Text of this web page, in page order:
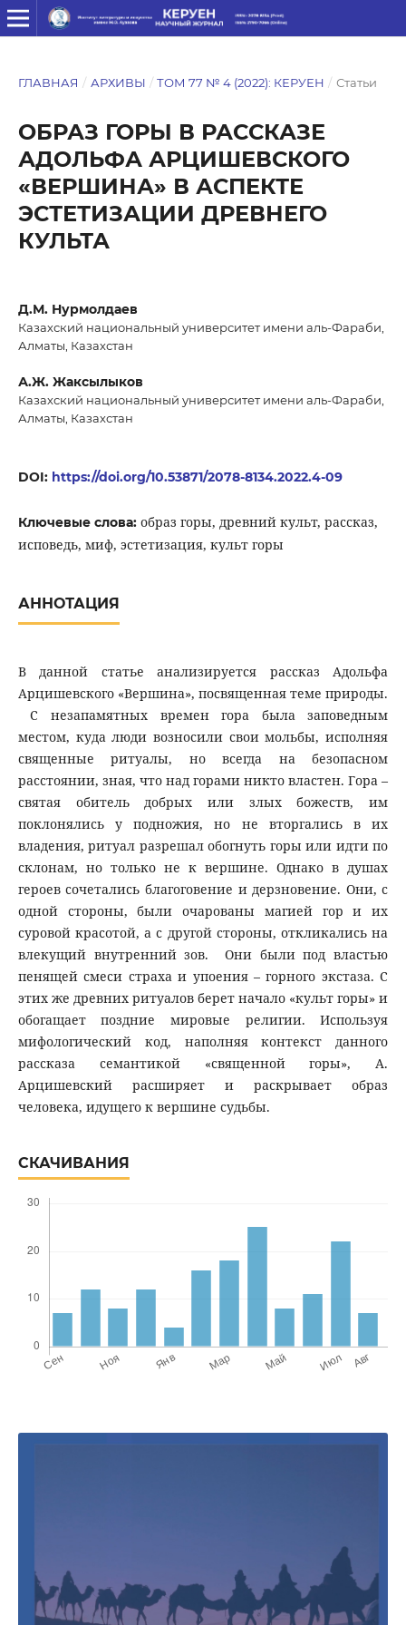
ГЛАВНАЯ / АРХИВЫ / ТОМ 77 № 4 (2022): КЕРУЕН / Статьи
ОБРАЗ ГОРЫ В РАССКАЗЕ
АДОЛЬФА АРЦИШЕВСКОГО
«ВЕРШИНА» В АСПЕКТЕ
ЭСТЕТИЗАЦИИ ДРЕВНЕГО
КУЛЬТА
Д.М. Нурмолдаев
Казахский национальный университет имени аль-Фараби,
Алматы, Казахстан
А.Ж. Жаксылыков
Казахский национальный университет имени аль-Фараби,
Алматы, Казахстан
DOI: https://doi.org/10.53871/2078-8134.2022.4-09
Ключевые слова: образ горы, древний культ, рассказ,
исповедь, миф, эстетизация, культ горы
АННОТАЦИЯ
В данной статье анализируется рассказ Адольфа
Арцишевского «Вершина», посвященная теме природы.
С незапамятных времен гора была заповедным
местом, куда люди возносили свои мольбы, исполняя
священные ритуалы, но всегда на безопасном
расстоянии, зная, что над горами никто властен. Гора –
святая обитель добрых или злых божеств, им
поклонялись у подножия, но не вторгались в их
владения, ритуал разрешал обогнуть горы или идти по
склонам, но только не к вершине. Однако в душах
героев сочетались благоговение и дерзновение. Они, с
одной стороны, были очарованы магией гор и их
суровой красотой, а с другой стороны, откликались на
влекущий внутренний зов. Они были под властью
пенящей смеси страха и упоения – горного экстаза. С
этих же древних ритуалов берет начало «культ горы» и
обогащает поздние мировые религии. Используя
мифологический код, наполняя контекст данного
рассказа семантикой «священной горы», А.
Арцишевский расширяет и раскрывает образ
человека, идущего к вершине судьбы.
СКАЧИВАНИЯ